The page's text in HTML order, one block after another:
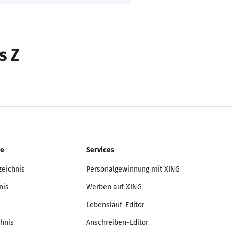
Z
Services
Personalgewinnung mit XING
Werben auf XING
Lebenslauf-Editor
Anschreiben-Editor